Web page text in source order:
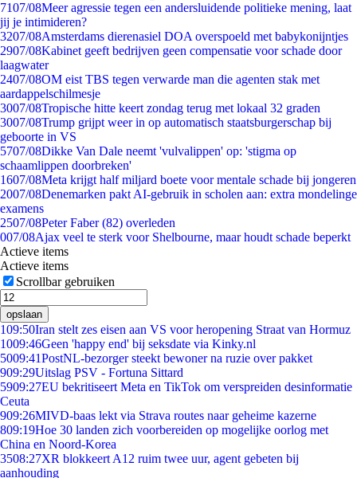
7107/08Meer agressie tegen een andersluidende politieke mening, laat
jij je intimideren?
3207/08Amsterdams dierenasiel DOA overspoeld met babykonijntjes
2907/08Kabinet geeft bedrijven geen compensatie voor schade door
laagwater
2407/08OM eist TBS tegen verwarde man die agenten stak met
aardappelschilmesje
3007/08Tropische hitte keert zondag terug met lokaal 32 graden
3007/08Trump grijpt weer in op automatisch staatsburgerschap bij
geboorte in VS
5707/08Dikke Van Dale neemt 'vulvalippen' op: 'stigma op
schaamlippen doorbreken'
1607/08Meta krijgt half miljard boete voor mentale schade bij jongeren
2007/08Denemarken pakt AI-gebruik in scholen aan: extra mondelinge
examens
2507/08Peter Faber (82) overleden
007/08Ajax veel te sterk voor Shelbourne, maar houdt schade beperkt
Actieve items
Actieve items
Scrollbar gebruiken
opslaan
109:50Iran stelt zes eisen aan VS voor heropening Straat van Hormuz
1009:46Geen 'happy end' bij seksdate via Kinky.nl
5009:41PostNL-bezorger steekt bewoner na ruzie over pakket
909:29Uitslag PSV - Fortuna Sittard
5909:27EU bekritiseert Meta en TikTok om verspreiden desinformatie
Ceuta
909:26MIVD-baas lekt via Strava routes naar geheime kazerne
809:19Hoe 30 landen zich voorbereiden op mogelijke oorlog met
China en Noord-Korea
3508:27XR blokkeert A12 ruim twee uur, agent gebeten bij
aanhouding